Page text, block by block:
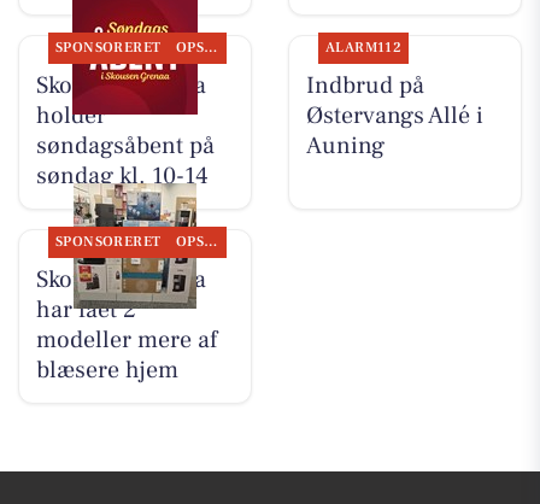
SPONSORERET OPSLAGSTAVLEN
Skousen Grenaa
holder
søndagsåbent på
søndag kl. 10-14
ALARM112
Indbrud på
Østervangs Allé i
Auning
SPONSORERET OPSLAGSTAVLEN
Skousen Grenaa
har fået 2
modeller mere af
blæsere hjem